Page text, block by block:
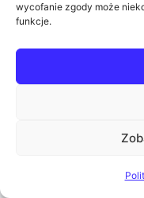
wycofanie zgody może
funkcje.